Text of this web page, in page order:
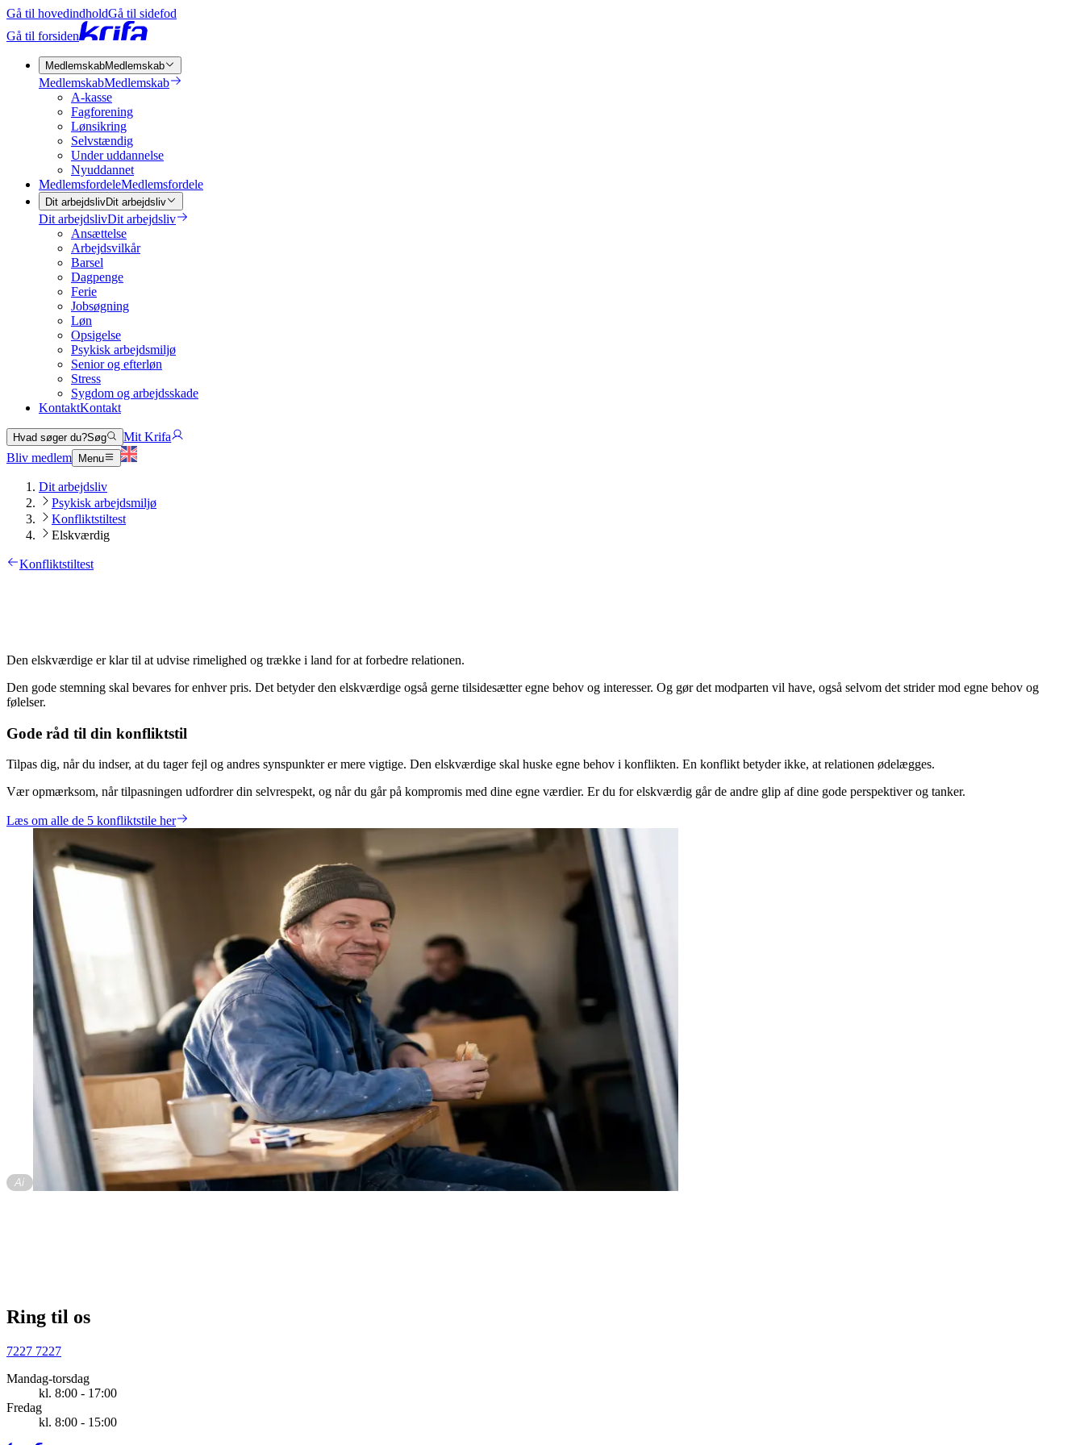
Gå til hovedindholdGå til sidefod
Gå til forsiden
MedlemskabMedlemskab
MedlemskabMedlemskab
A-kasse
Fagforening
Lønsikring
Selvstændig
Under uddannelse
Nyuddannet
MedlemsfordeleMedlemsfordele
Dit arbejdslivDit arbejdsliv
Dit arbejdslivDit arbejdsliv
Ansættelse
Arbejdsvilkår
Barsel
Dagpenge
Ferie
Jobsøgning
Løn
Opsigelse
Psykisk arbejdsmiljø
Senior og efterløn
Stress
Sygdom og arbejdsskade
KontaktKontakt
Hvad søger du?Søg
Mit Krifa
Bliv medlem
Menu
Dit arbejdsliv
Psykisk arbejdsmiljø
Konfliktstiltest
Elskværdig
Konfliktstiltest
Den elskværdige er klar til at udvise rimelighed og trække i land for at forbedre relationen.
Den gode stemning skal bevares for enhver pris. Det betyder den elskværdige også gerne tilsidesætter egne behov og interesser. Og gør det modparten vil have, også selvom det strider mod egne behov og
følelser.
Gode råd til din konfliktstil
Tilpas dig, når du indser, at du tager fejl og andres synspunkter er mere vigtige. Den elskværdige skal huske egne behov i konflikten. En konflikt betyder ikke, at relationen ødelægges.
Vær opmærksom, når tilpasningen udfordrer din selvrespekt, og når du går på kompromis med dine egne værdier. Er du for elskværdig går de andre glip af dine gode perspektiver og tanker.
Læs om alle de 5 konfliktstile her
Ring til os
7227 7227
Mandag-torsdag
kl. 8:00 - 17:00
Fredag
kl. 8:00 - 15:00